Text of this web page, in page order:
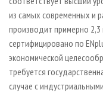
из самых современных и
производит примерно
сертифицировано по
экономической
требуется
случае с